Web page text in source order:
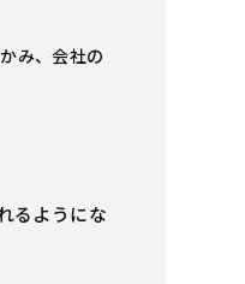
キャンペーン
お問い合わせ
み、会社の
るようにな